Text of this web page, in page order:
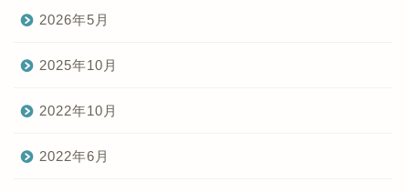
2026年5月
2025年10月
2022年10月
2022年6月